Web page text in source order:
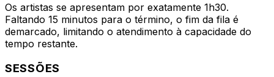
Os artistas se apresentam por exatamente 1h30.
Faltando 15 minutos para o término, o fim da fila é
demarcado, limitando o atendimento à capacidade do
tempo restante.
SESSÕES